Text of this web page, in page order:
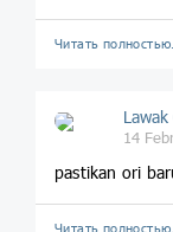
Читать
14
pastikan ori
Читать